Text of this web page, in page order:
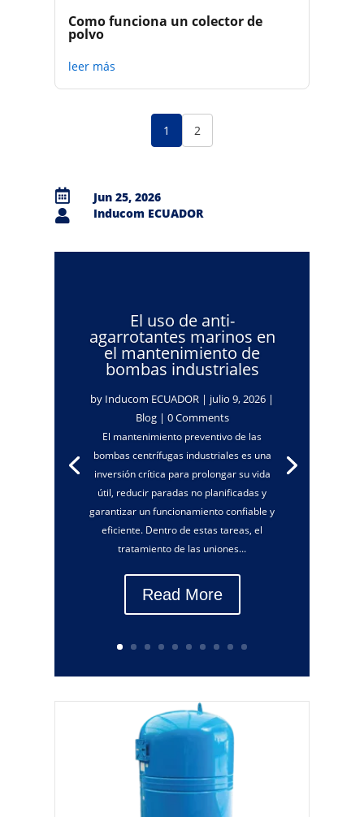
Como funciona un colector de
polvo
leer más
1 2
 Jun 25, 2026
 Inducom ECUADOR
El uso de anti-
agarrotantes marinos en
el mantenimiento de
bombas industriales
by Inducom ECUADOR | julio 9, 2026 |
Blog| 0 Comments
El mantenimiento preventivo de las
bombas centrífugas industriales es una
inversión crítica para prolongar su vida
útil, reducir paradas no planificadas y
garantizar un funcionamiento confiable y
eficiente. Dentro de estas tareas, el
tratamiento de las uniones...
Read More